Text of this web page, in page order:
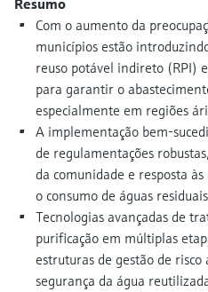
Device Viewer
Find product-specific information and
documentation
Spare parts finder
Find spare parts by product root,
or serial number
Medição de nível com pressão
Comprar tudo
Tecnologia Memosens
Comprar tudo
do processo para tomada de
decisões
Resumo
Com o aumento da
municípios estão
reuso potável indireto (RPI)
para garantir o
especialmente em regiões
A implementação bem-
de regulamentações
da comunidade e resposta
o consumo de águas
Tecnologias avançadas de
purificação em múltiplas
estruturas de gestão de
segurança da água